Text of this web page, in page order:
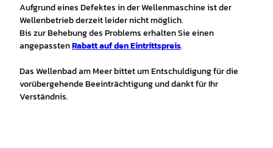
Aufgrund eines Defektes in der Wellenmaschine ist der
Wellenbetrieb derzeit leider nicht möglich.
Bis zur Behebung des Problems erhalten Sie einen
angepasstenRabatt auf den Eintrittspreis.
Das Wellenbad am Meer bittet um Entschuldigung für die
vorübergehende Beeinträchtigung und dankt für Ihr
Verständnis.